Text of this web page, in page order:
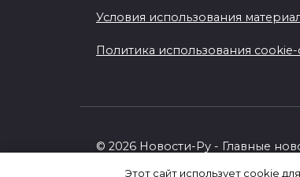
Условия использования
Политика использования
© 2026 Новости-Ру - Главные
Этот сайт использует cookie